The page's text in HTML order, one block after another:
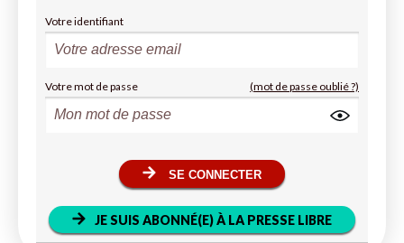
Votre identifiant
Votre mot de passe (mot de passe oublié ?)
SE CONNECTER
JE SUIS ABONNÉ(E) À LA PRESSE LIBRE